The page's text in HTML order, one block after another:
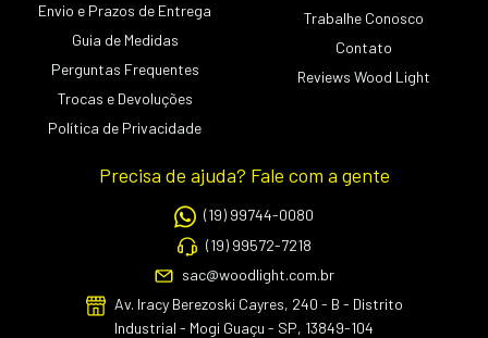
Envio e Prazos de Entrega
Guia de Medidas
Perguntas Frequentes
Trocas e Devoluções
Política de Privacidade
Trabalhe Conosco
Contato
Reviews Wood Light
Precisa de ajuda? Fale com a gente
(19) 99744-0080
(19) 99572-7218
sac@woodlight.com.br
Av. Iracy Berezoski Cayres, 240 - B - Distrito
Industrial - Mogi Guaçu - SP, 13849-104